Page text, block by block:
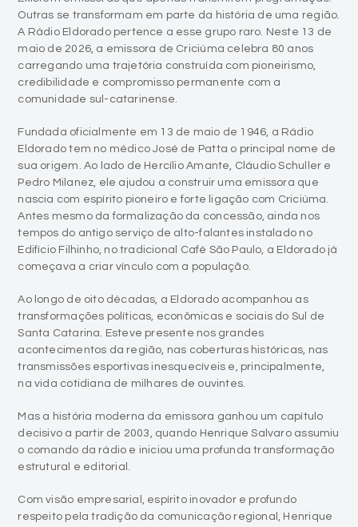
Outras se transformam em parte da história de uma região.
A Rádio Eldorado pertence a esse grupo raro. Neste 13 de
maio de 2026, a emissora de Criciúma celebra 80 anos
carregando uma trajetória construída com pioneirismo,
credibilidade e compromisso permanente com a
comunidade sul-catarinense.
Fundada oficialmente em 13 de maio de 1946, a Rádio
Eldorado tem no médico José de Patta o principal nome de
sua origem. Ao lado de Hercílio Amante, Cláudio Schuller e
Pedro Milanez, ele ajudou a construir uma emissora que
nascia com espírito pioneiro e forte ligação com Criciúma.
Antes mesmo da formalização da concessão, ainda nos
tempos do antigo serviço de alto-falantes instalado no
Edifício Filhinho, no tradicional Café São Paulo, a Eldorado já
começava a criar vínculo com a população.
Ao longo de oito décadas, a Eldorado acompanhou as
transformações políticas, econômicas e sociais do Sul de
Santa Catarina. Esteve presente nos grandes
acontecimentos da região, nas coberturas históricas, nas
transmissões esportivas inesquecíveis e, principalmente,
na vida cotidiana de milhares de ouvintes.
Mas a história moderna da emissora ganhou um capítulo
decisivo a partir de 2003, quando Henrique Salvaro assumiu
o comando da rádio e iniciou uma profunda transformação
estrutural e editorial.
Com visão empresarial, espírito inovador e profundo
respeito pela tradição da comunicação regional, Henrique